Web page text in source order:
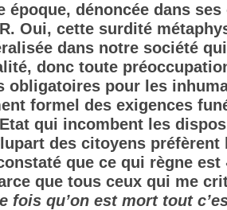
époque, dénoncée dans
Oui, cette surdité
dans notre société
donc toute
obligatoires pour les
formel des exigences
qui incombent les
des citoyens préfèrent
que ce qui règne est
que tous ceux qui me
fois qu’on est mort tout